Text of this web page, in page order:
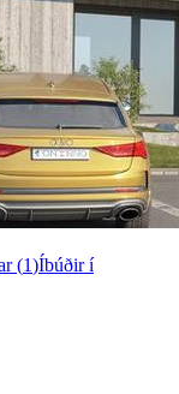
(1)Íbúðir í